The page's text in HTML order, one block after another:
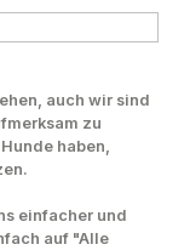
auch wir sind
zu
haben,
einfacher und
auf "Alle